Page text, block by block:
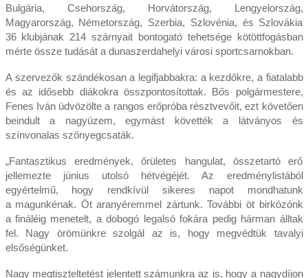
Bulgária, Csehország, Horvátország, Lengyelország,
Magyarország, Németország, Szerbia, Szlovénia, és Szlovákia
36 klubjának 214 szárnyait bontogató tehetsége kötöttfogásban
mérte össze tudását a dunaszerdahelyi városi sportcsarnokban.
A szervezők szándékosan a legifjabbakra: a kezdőkre, a fiatalabb
és az idősebb diákokra összpontosítottak. Bős polgármestere,
Fenes Iván üdvözölte a rangos erőpróba résztvevőit, ezt követően
beindult a nagyüzem, egymást követték a látványos és
színvonalas szőnyegcsaták.
„Fantasztikus eredmények, őrületes hangulat, összetartó erő
jellemezte június utolsó hétvégéjét. Az eredménylistából
egyértelmű, hogy rendkívül sikeres napot mondhatunk
a magunkénak. Öt aranyéremmel zártunk. További öt birkózónk
a fináléig menetelt, a dobogó legalsó fokára pedig hárman álltak
fel. Nagy örömünkre szolgál az is, hogy megvédtük tavalyi
elsőségünket.
Nagy megtiszteltetést jelentett számunkra az is, hogy a nagydíjon